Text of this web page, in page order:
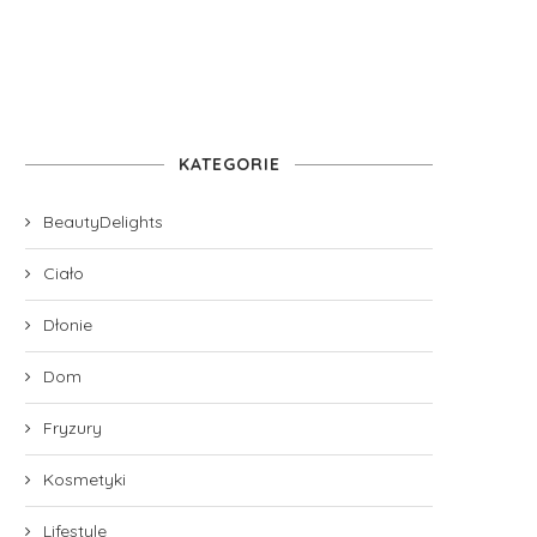
KATEGORIE
BeautyDelights
Ciało
Dłonie
Dom
Fryzury
Kosmetyki
Lifestyle